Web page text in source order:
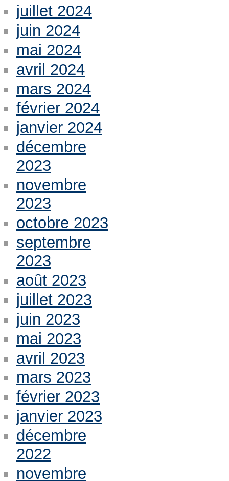
juillet 2024
juin 2024
mai 2024
avril 2024
mars 2024
février 2024
janvier 2024
décembre
2023
novembre
2023
octobre 2023
septembre
2023
août 2023
juillet 2023
juin 2023
mai 2023
avril 2023
mars 2023
février 2023
janvier 2023
décembre
2022
novembre